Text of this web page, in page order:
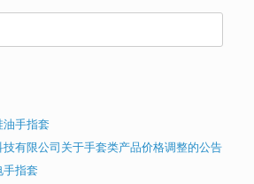
手指套
有限公司关于手套类产品价格调整的公告
指套